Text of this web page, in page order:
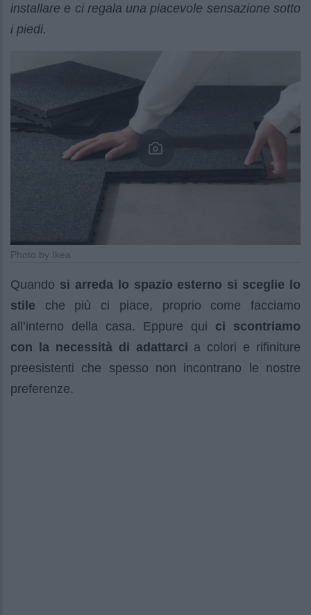
installare e ci regala una piacevole sensazione sotto
i piedi.
Photo by Ikea
Quando si arreda lo spazio esterno si sceglie lo
stile che più ci piace, proprio come facciamo
all’interno della casa. Eppure qui ci scontriamo
con la necessità di adattarci a colori e rifiniture
preesistenti che spesso non incontrano le nostre
preferenze.